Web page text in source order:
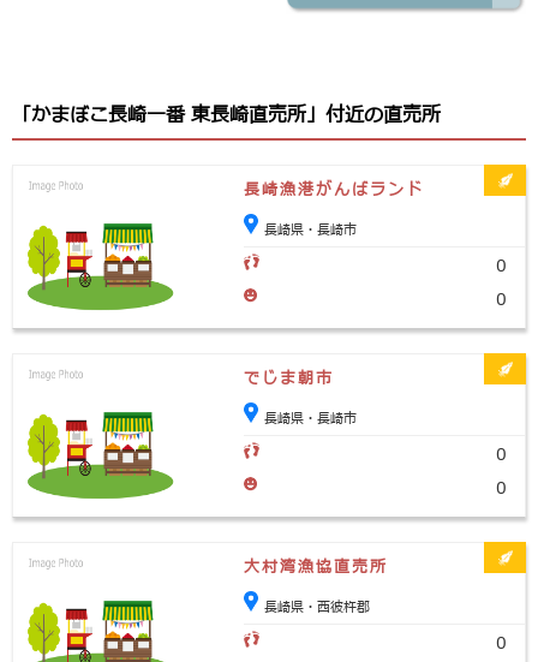
「かまぼこ長崎一番 東長崎直売所」付近の直売所
長崎漁港がんばランド
長崎県・長崎市
0
0
でじま朝市
長崎県・長崎市
0
0
大村湾漁協直売所
長崎県・西彼杵郡
0